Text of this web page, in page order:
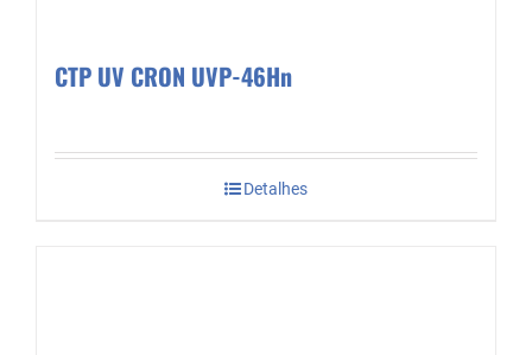
CTP UV CRON UVP-46Hn
Detalhes